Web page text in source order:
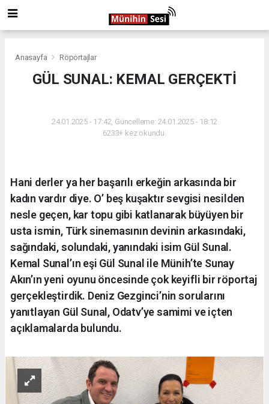
Anasayfa Röportajlar
GÜL SUNAL: KEMAL GERÇEKTİ
24.01.2025 - 17:42, Güncelleme: 24.01.2025 - 18:12
6233+ kez okundu.
Hani derler ya her başarılı erkeğin arkasında bir
kadın vardır diye. O’ beş kuşaktır sevgisi nesilden
nesle geçen, kar topu gibi katlanarak büyüyen bir
usta ismin, Türk sinemasının devinin arkasındaki,
sağındaki, solundaki, yanındaki isim Gül Sunal.
Kemal Sunal’ın eşi Gül Sunal ile Münih’te Sunay
Akın’ın yeni oyunu öncesinde çok keyifli bir röportaj
gerçekleştirdik. Deniz Gezginci’nin sorularını
yanıtlayan Gül Sunal, Odatv’ye samimi ve içten
açıklamalarda bulundu.